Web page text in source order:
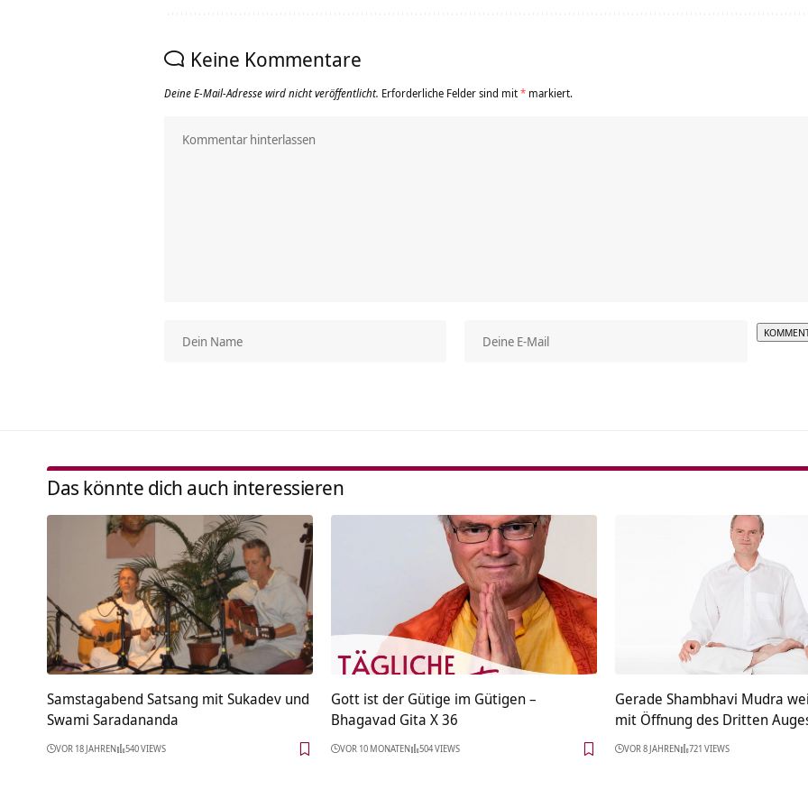
Keine Kommentare
Deine E-Mail-Adresse wird nicht veröffentlicht. Erforderliche Felder sind mit* markiert.
Das könnte dich auch interessieren
Samstagabend Satsang mit Sukadev und
Swami Saradananda
VOR 18 JAHREN 540 VIEWS
Gott ist der Gütige im Gütigen –
Bhagavad Gita X 36
VOR 10 MONATEN 504 VIEWS
Gerade Shambhavi Mudra
mit Öffnung des Dritten
VOR 8 JAHREN 721 VIEWS